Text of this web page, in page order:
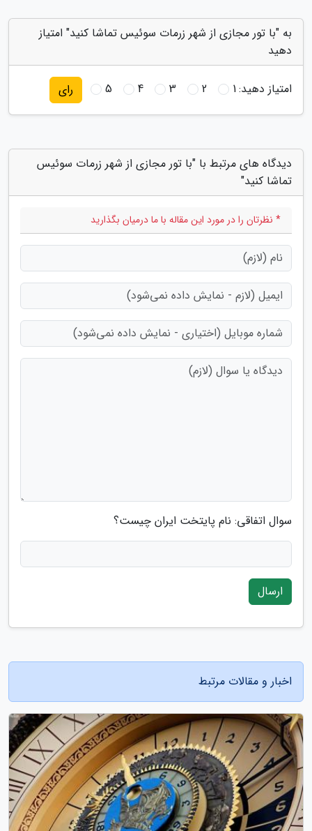
به "با تور مجازی از شهر زرمات سوئیس تماشا کنید" امتیاز
دهید
امتیاز دهید:1
2
3
4
5 رای
دیدگاه های مرتبط با "با تور مجازی از شهر زرمات سوئیس
تماشا کنید"
* نظرتان را در مورد این مقاله با ما درمیان بگذارید
سوال اتفاقی: نام پایتخت ایران چیست؟
ارسال
اخبار و مقالات مرتبط